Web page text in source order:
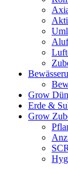
Grow
Erde &
Grow